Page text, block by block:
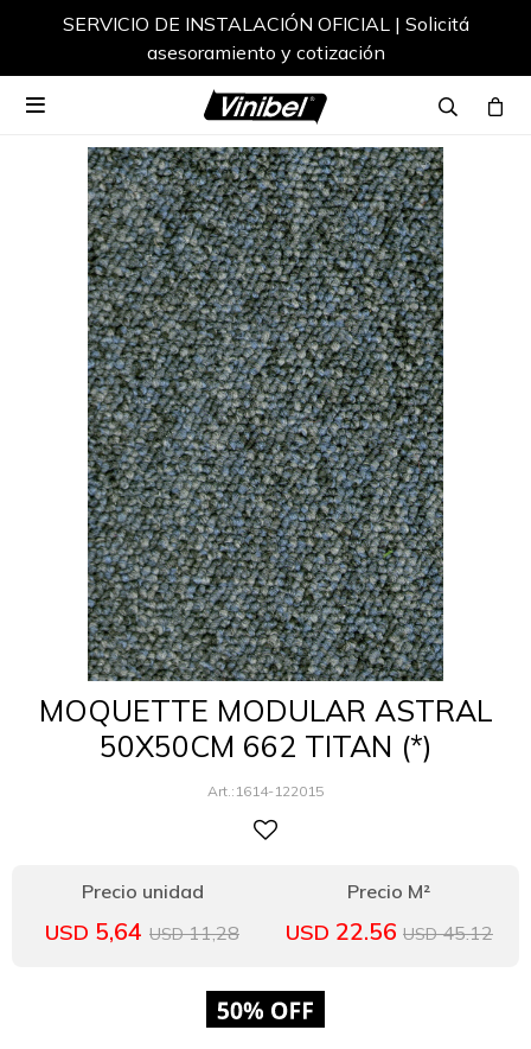
SERVICIO DE INSTALACIÓN OFICIAL | Solicitá
asesoramiento y cotización

MOQUETTE MODULAR ASTRAL
50X50CM 662 TITAN (*)
1614-122015
USD 5,64 USD 11,28 USD 22.56 USD 45.12